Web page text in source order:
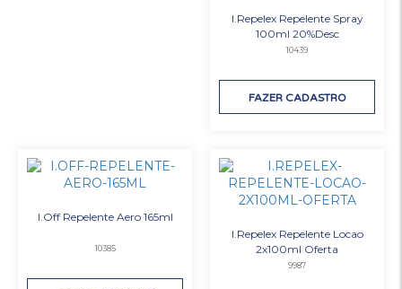
I.Repelex Repelente Spray
100ml 20%Desc
10439
FAZER CADASTRO
I.Off Repelente Aero 165ml
10385
I.Repelex Repelente Locao
2x100ml Oferta
9987